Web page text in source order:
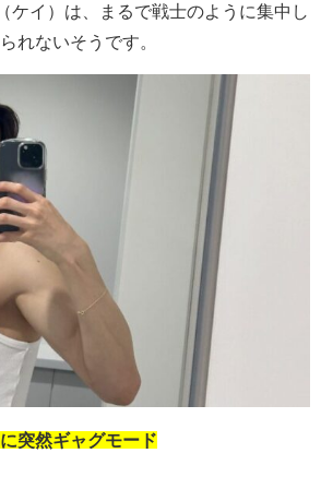
ケイ）は、まるで戦士のように集中し
れないそうです。
突然ギャグモード